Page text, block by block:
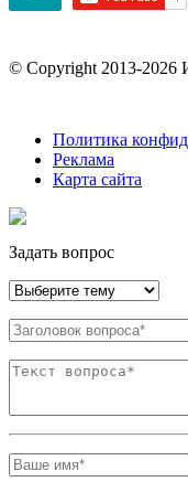
© Copyright 2013-
Политика
Реклама
Карта сайта
Задать вопрос